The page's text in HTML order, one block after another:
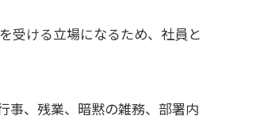
受ける立場になるため、社員と
事、残業、暗黙の雑務、部署内